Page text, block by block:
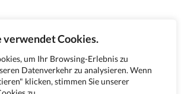
verwendet Cookies.
um Ihr Browsing-Erlebnis zu
Datenverkehr zu analysieren. Wenn
klicken, stimmen Sie unserer